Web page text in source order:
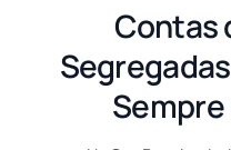
Contas